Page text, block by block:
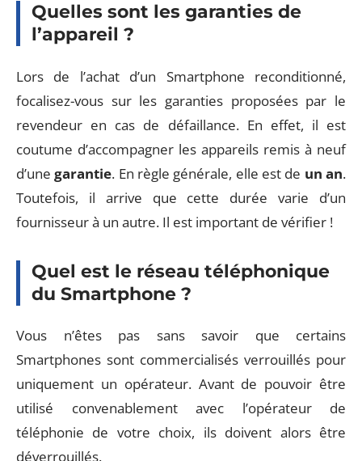
Quelles sont les garanties de
l’appareil ?
Lors de l’achat d’un Smartphone reconditionné,
focalisez-vous sur les garanties proposées par le
revendeur en cas de défaillance. En effet, il est
coutume d’accompagner les appareils remis à neuf
d’unegarantie. En règle générale, elle est de un an.
Toutefois, il arrive que cette durée varie d’un
fournisseur à un autre. Il est important de vérifier !
Quel est le réseau téléphonique
du Smartphone ?
Vous n’êtes pas sans savoir que certains
Smartphones sont commercialisés verrouillés pour
uniquement un opérateur. Avant de pouvoir être
utilisé convenablement avec l’opérateur de
téléphonie de votre choix, ils doivent alors être
déverrouillés.